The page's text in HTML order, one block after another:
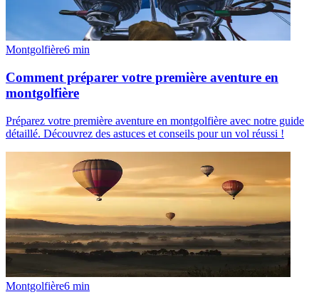
Montgolfière6 min
Comment préparer votre première aventure en
montgolfière
Préparez votre première aventure en montgolfière avec notre guide
détaillé. Découvrez des astuces et conseils pour un vol réussi !
Montgolfière6 min